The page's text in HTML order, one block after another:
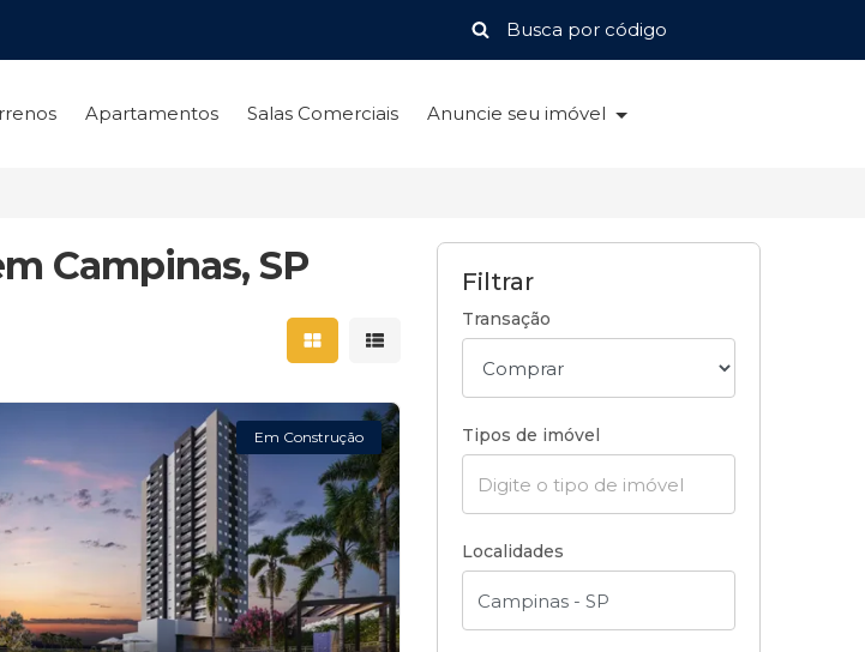
Apartamentos Salas Comerciais Anuncie seu imóvel
Campinas, SP
Mostrar resultados em grade
Mostrar resultados em lista
Em Construção
Filtrar
Transação
Tipos de imóvel
Localidades